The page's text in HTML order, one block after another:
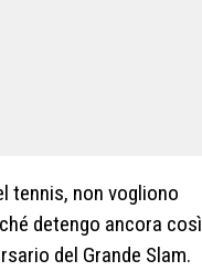
tennis, non vogliono
detengo ancora così
del Grande Slam.